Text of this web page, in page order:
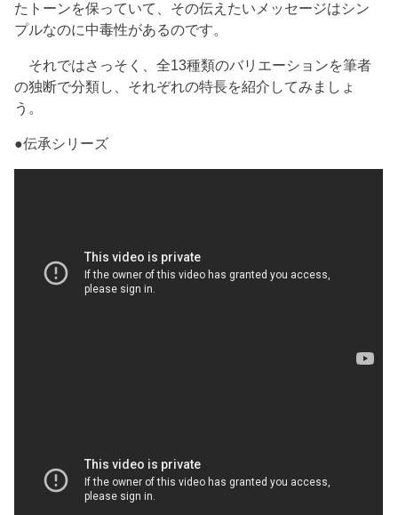
たトーンを保っていて、その伝えたいメッセージはシン
プルなのに中毒性があるのです。
それではさっそく、全13種類のバリエーションを筆者
の独断で分類し、それぞれの特長を紹介してみましょ
う。
●伝承シリーズ